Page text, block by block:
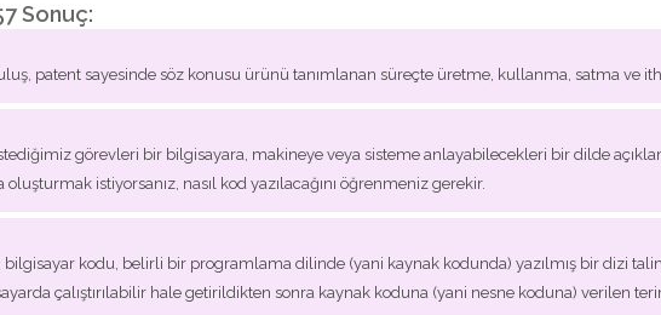
Sonuç:
patent sayesinde söz konusu ürünü tanımlanan süreçte üretme, kullanma, satma ve
görevleri bir bilgisayara, makineye veya sisteme anlayabilecekleri bir dilde
istiyorsanız, nasıl kod yazılacağını öğrenmeniz gerekir.
kodu, belirli bir programlama dilinde (yani kaynak kodunda) yazılmış bir dizi
çalıştırılabilir hale getirildikten sonra kaynak koduna (yani nesne koduna) verilen